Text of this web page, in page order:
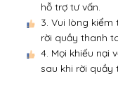
hỗ trợ tư vấn.
3. Vui lòng
rời quầy thanh
4. Mọi khiếu nại
sau khi rời quầy